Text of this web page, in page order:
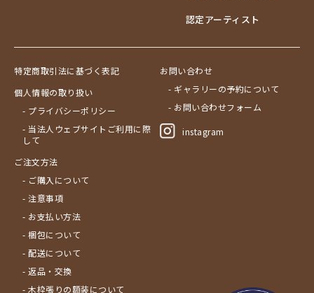
認定アーティスト
特定商取引法に基づく表記
個人情報の取り扱い
- プライバシーポリシー
- 当法人ウェブサイトご利用に際
して
ご注文方法
- ご購入について
- 注意事項
- お支払い方法
- 梱包について
- 配送について
- 返品・交換
- 木枠張りの額装について
お問い合わせ
- ギャラリーの予約について
- お問い合わせフォーム
instagram